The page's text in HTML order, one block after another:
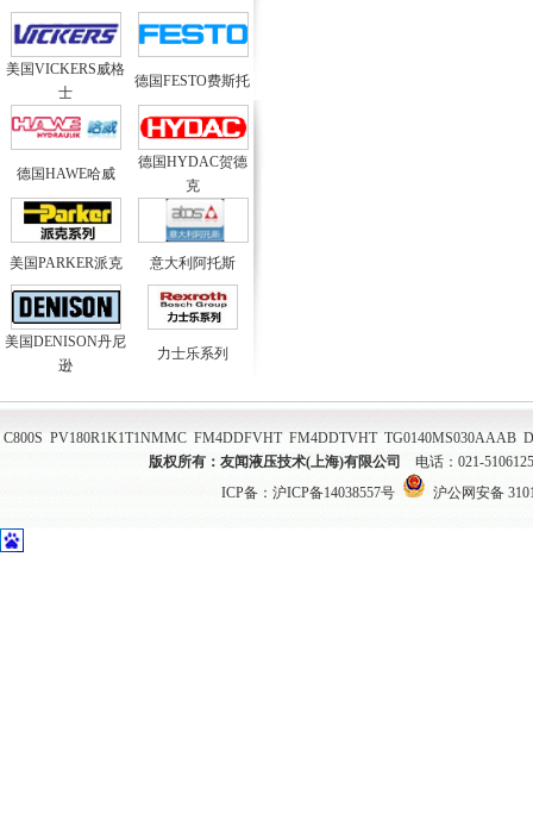
美国VICKERS威格
士
德国FESTO费斯托
德国HAWE哈威
德国HYDAC贺德
克
美国PARKER派克 意大利阿托斯
美国DENISON丹尼
逊
力士乐系列
C800S PV180R1K1T1NMMC FM4DDFVHT FM4DDTVHT TG0140MS030AAAB
版权所有：友闻液压技术(上海)有限公司
电话：021-
ICP备： 沪ICP备14038557号 沪公网安备